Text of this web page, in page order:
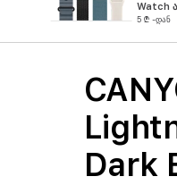
Watch
5 ₾ -დან
Dark